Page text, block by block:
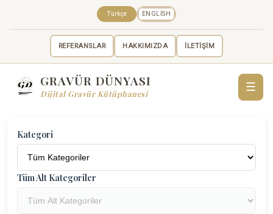
REFERANSLAR HAKKIMIZDA İLETİŞİM
Türkçe ENGLISH
GRAVÜR DÜNYASI
Dijital Gravür Kütüphanesi
☰
Kategori
Tüm Alt Kategoriler